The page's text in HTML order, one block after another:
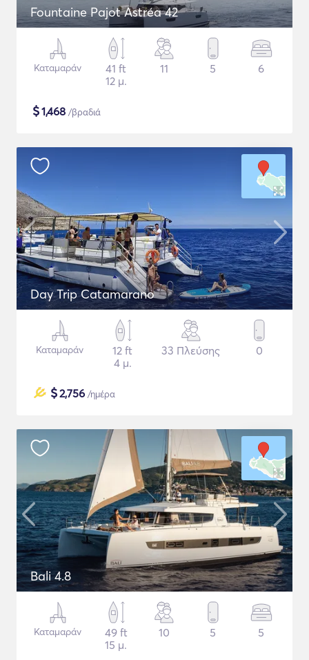
Fountaine Pajot Astréa 42
Καταμαράν
41 ft
12 μ.
11 5 6
$1,468 /βραδιά
Day Trip Catamarano
Καταμαράν
12 ft
4 μ.
33 Πλεύσης 0
$2,756 /ημέρα
Bali 4.8
Καταμαράν
49 ft
15 μ.
10 5 5